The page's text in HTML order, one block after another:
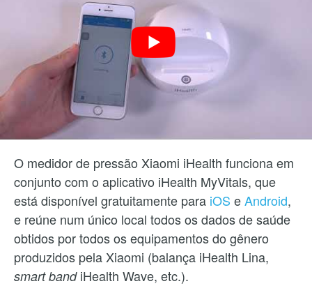
O medidor de pressão Xiaomi iHealth funciona em
conjunto com o aplicativo iHealth MyVitals, que
está disponível gratuitamente para iOS eAndroid,
e reúne num único local todos os dados de saúde
obtidos por todos os equipamentos do gênero
produzidos pela Xiaomi (balança iHealth Lina,
smart bandiHealth Wave, etc.).